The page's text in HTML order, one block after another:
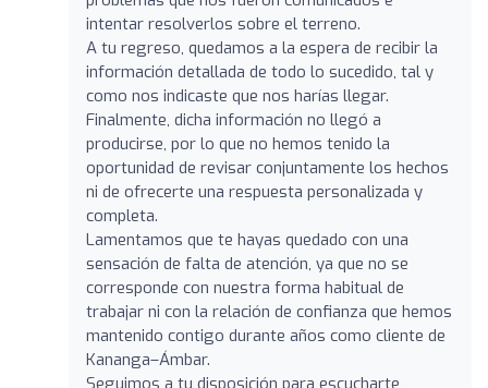
intentar resolverlos sobre el terreno.
A tu regreso, quedamos a la espera de recibir la
información detallada de todo lo sucedido, tal y
como nos indicaste que nos harías llegar.
Finalmente, dicha información no llegó a
producirse, por lo que no hemos tenido la
oportunidad de revisar conjuntamente los hechos
ni de ofrecerte una respuesta personalizada y
completa.
Lamentamos que te hayas quedado con una
sensación de falta de atención, ya que no se
corresponde con nuestra forma habitual de
trabajar ni con la relación de confianza que hemos
mantenido contigo durante años como cliente de
Kananga–Ámbar.
Seguimos a tu disposición para escucharte,